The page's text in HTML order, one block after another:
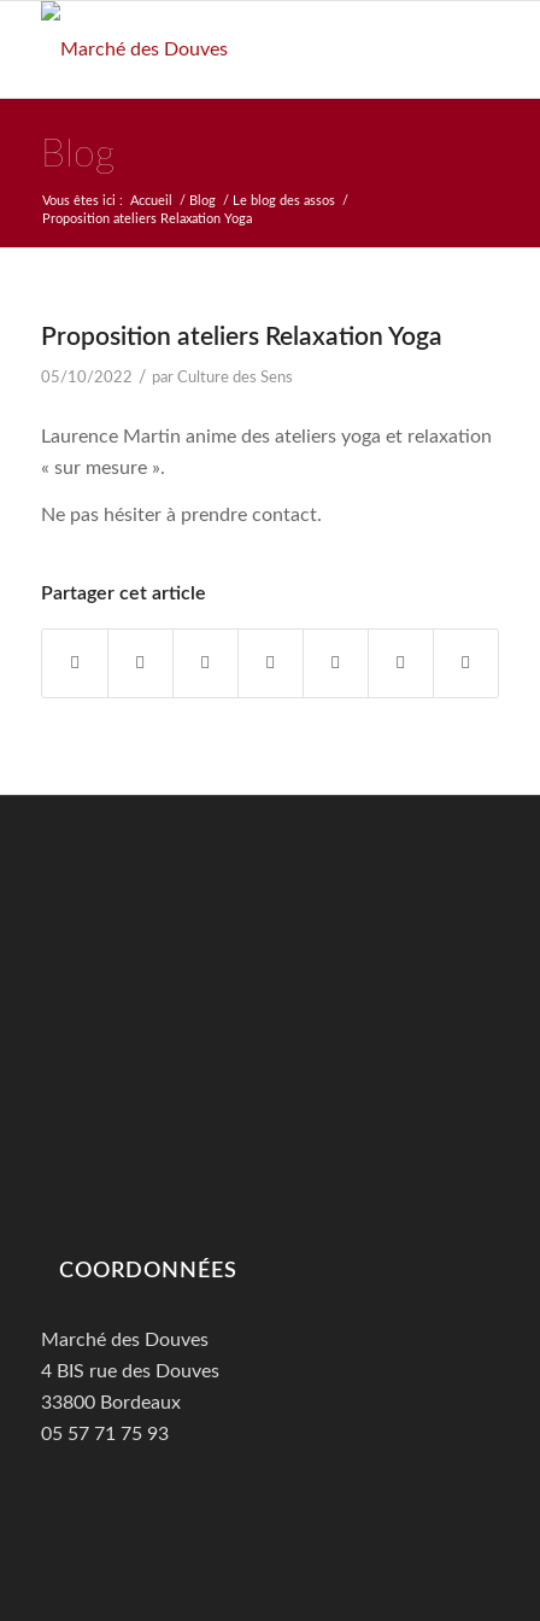
Blog
Vous êtes ici : Accueil / Blog / Le blog des assos
/
Proposition ateliers Relaxation Yoga
Proposition ateliers Relaxation Yoga
05/10/2022 / par Culture des Sens
Laurence Martin anime des ateliers yoga et relaxation
« sur mesure ».
Ne pas hésiter à prendre contact.
Partager cet article
COORDONNÉES
Marché des Douves
4 BIS rue des Douves
33800 Bordeaux
05 57 71 75 93